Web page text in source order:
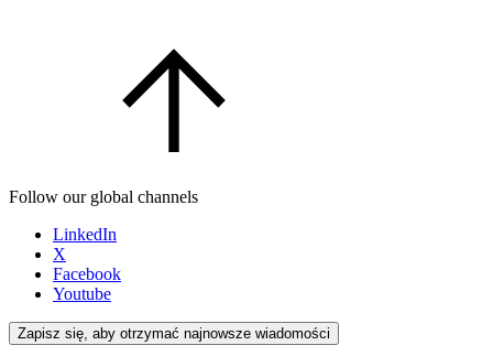
Follow our global channels
LinkedIn
X
Facebook
Youtube
Zapisz się, aby otrzymać najnowsze wiadomości